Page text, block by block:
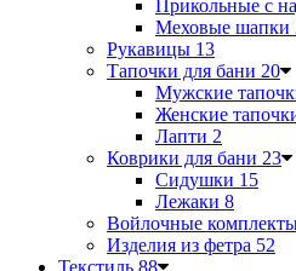
Прикольные с
Меховые шапки
Рукавицы 13
Тапочки для бани 20
Мужские
Женские
Лапти 2
Коврики для бани 23
Сидушки 15
Лежаки 8
Войлочные
Изделия из фетра 52